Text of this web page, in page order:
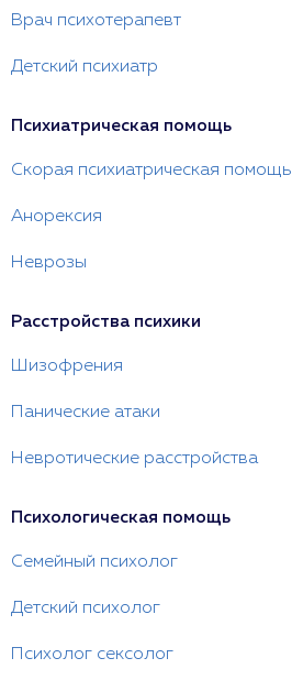
Врач психотерапевт
Детский психиатр
Психиатрическая помощь
Скорая психиатрическая помощь
Анорексия
Неврозы
Расстройства психики
Шизофрения
Панические атаки
Невротические расстройства
Психологическая помощь
Семейный психолог
Детский психолог
Психолог сексолог